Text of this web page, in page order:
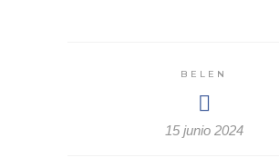
BELEN
15 junio 2024